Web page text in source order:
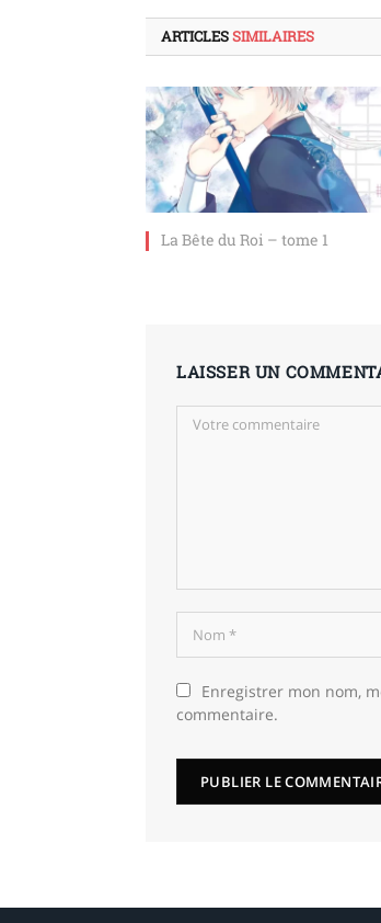
ARTICLESSIMILAIRES
La Bête du Roi – tome 1
LAISSER UN
Enregistrer mon nom,
commentaire.